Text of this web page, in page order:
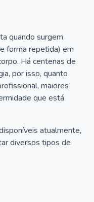
quando surgem
forma repetida) em
Há centenas de
por isso, quanto
maiores
que está
atualmente,
diversos tipos de